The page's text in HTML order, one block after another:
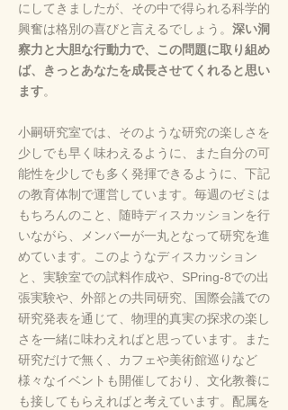
にしてきましたが、その中で得られる科学的
興奮は格別の喜びと言えるでしょう。 深い洞
察力と大胆な行動力で、この問題に取り組め
ば、きっとあなたを成長させてくれると思い
ます。
小嗣研究室では、そのような研究の楽しさを
少しでも早く味わえるように、また自分の可
能性を少しでも多く発揮できるように、下記
の教育体制で運営しています。毎週のゼミは
もちろんのこと、随時ディスカッションを行
いながら、メンバーが一丸となって研究を進
めています。このようなディスカッション
と、 実験室での試料作成や、 SPring-8での出
張実験や、外部との共同研究、国際会議での
研究発表を通じて、物理的真実の探求の楽し
さを一緒に味わえればと思っています。
また
研究だけで無く、カフェや美術館巡りなど
様々なイベントも開催しており、文化教養に
も接してもらえればと考えています。 配属を